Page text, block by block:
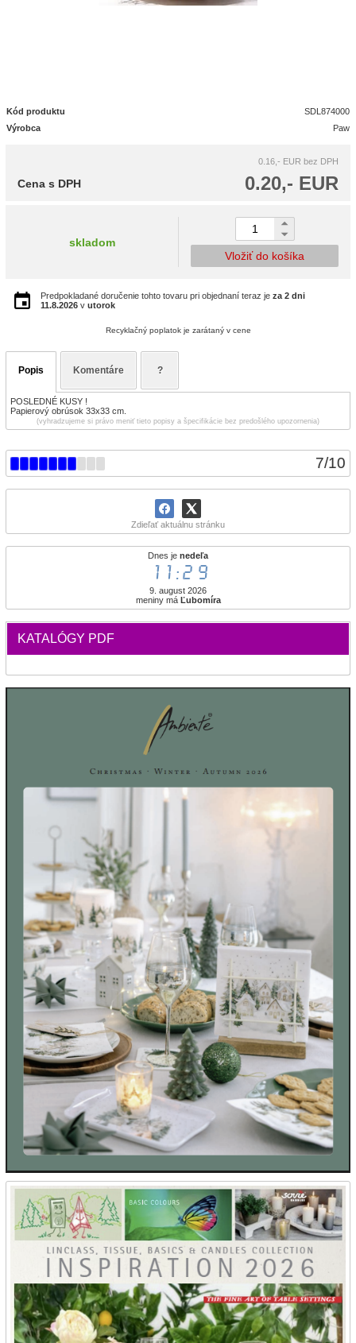
7/10
Zdieľať aktuálnu stránku
Dnes je nedeľa
11:29
9. august 2026
meniny má Ľubomíra
KATALÓGY PDF
Kód produktu
SDL874000
Výrobca
Paw
0.16,- EUR bez DPH
0.20,- EUR
Cena s DPH
skladom
Vložiť do košíka
Predpokladané doručenie tohto tovaru pri objednaní teraz je za 2 dni
11.8.2026 v utorok
Recyklačný poplatok je zarátaný v cene
Popis Komentáre ?
POSLEDNÉ KUSY !
Papierový obrúsok 33x33 cm.
(vyhradzujeme si právo meniť tieto popisy a špecifikácie bez predošlého upozornenia)